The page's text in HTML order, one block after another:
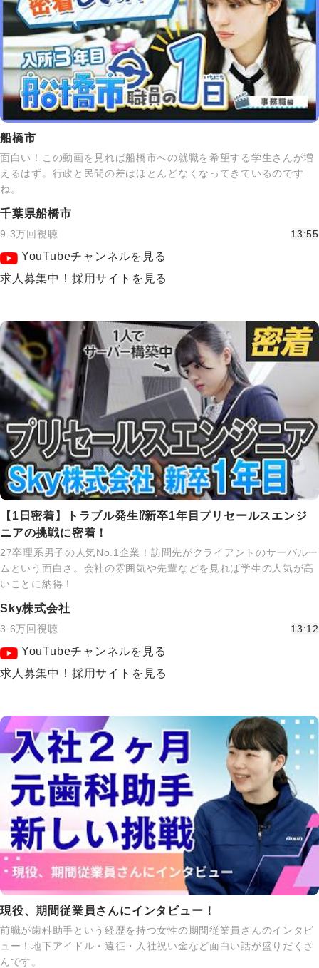
船橋市
面白い！この動画を見れば船橋市への就職を希望する学生さんが増
えるはず。行政と民間の差はほとんどなくなってきているのです
ね。
千葉県船橋市
9.3万回視聴 13:55
YouTubeチャンネルを見る
求人募集中！採用サイトを見る
【1日密着】トラブル発生⁉新卒1年目プリセールスエンジ
ニアの挑戦に密着！
27卒理系男子の人気No.1企業！訪問先がクライアントのサーバルー
ムという面白さ。会社の雰囲気や先輩などを見れば学生の人気が高
いことに納得！
Sky株式会社
3.6万回視聴 13:12
YouTubeチャンネルを見る
求人募集中！採用サイトを見る
現役、期間従業員さんにインタビュー！
前職が歯科助手という経歴を持つ女性の期間従業員さんのインタビ
ュー！地下アイドル・遠征・入社祝い金など面白い話が盛りだくさ
んです。